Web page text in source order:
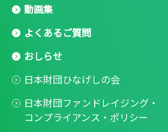
動画集
よくあるご質問
おしらせ
日本財団ひなげしの会
日本財団ファンドレイジング・
コンプライアンス・ポリシー